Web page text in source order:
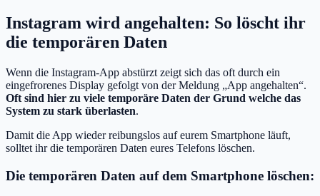
Instagram wird angehalten: So löscht ihr
die temporären Daten
Wenn die Instagram-App abstürzt zeigt sich das oft durch ein
eingefrorenes Display gefolgt von der Meldung „App angehalten“.
Oft sind hier zu viele temporäre Daten der Grund welche das
System zu stark überlasten.
Damit die App wieder reibungslos auf eurem Smartphone läuft,
solltet ihr die temporären Daten eures Telefons löschen.
Die temporären Daten auf dem Smartphone löschen: